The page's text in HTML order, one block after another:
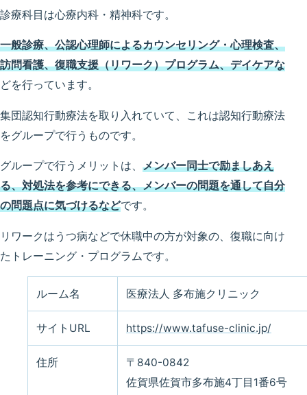
診療科目は心療内科・精神科です。
一般診療、公認心理師によるカウンセリング・心理検査、
訪問看護、復職支援（リワーク）プログラム、デイケアな
どを行っています。
集団認知行動療法を取り入れていて、これは認知行動療法
をグループで行うものです。
グループで行うメリットは、 メンバー同士で励ましあえ
る、対処法を参考にできる、メンバーの問題を通して自分
の問題点に気づけるなどです。
リワークはうつ病などで休職中の方が対象の、復職に向け
たトレーニング・プログラムです。
ルーム名 医療法人 多布施クリニック
サイトURL https://www.tafuse-clinic.jp/
住所
〒840-0842
佐賀県佐賀市多布施4丁目1番6号